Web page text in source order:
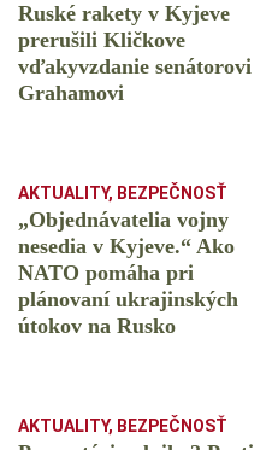
Ruské rakety v Kyjeve
prerušili Kličkove
vďakyvzdanie senátorovi
Grahamovi
AKTUALITY, BEZPEČNOSŤ
„Objednávatelia vojny
nesedia v Kyjeve.“ Ako
NATO pomáha pri
plánovaní ukrajinských
útokov na Rusko
AKTUALITY, BEZPEČNOSŤ